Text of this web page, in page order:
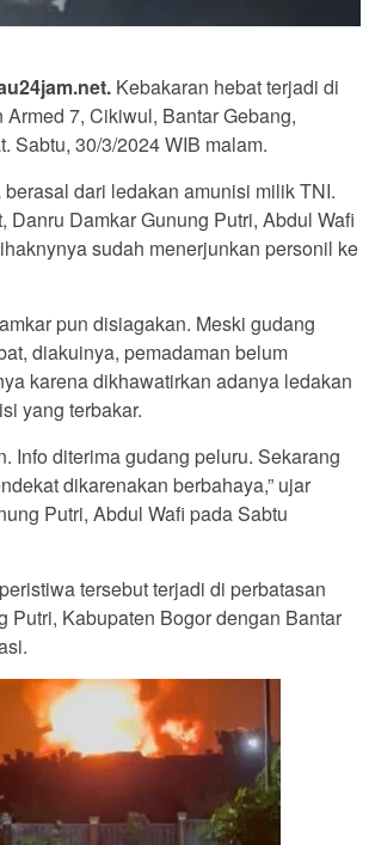
Kebakaran hebat terjadi di
7, Cikiwul, Bantar Gebang,
Sabtu, 30/3/2024 WIB malam.
dari ledakan amunisi milik TNI.
Danru Damkar Gunung Putri, Abdul Wafi
sudah menerjunkan personil ke
pun disiagakan. Meski gudang
diakuinya, pemadaman belum
karena dikhawatirkan adanya ledakan
yang terbakar.
Info diterima gudang peluru. Sekarang
dikarenakan berbahaya,” ujar
Putri, Abdul Wafi pada Sabtu
tersebut terjadi di perbatasan
Putri, Kabupaten Bogor dengan Bantar